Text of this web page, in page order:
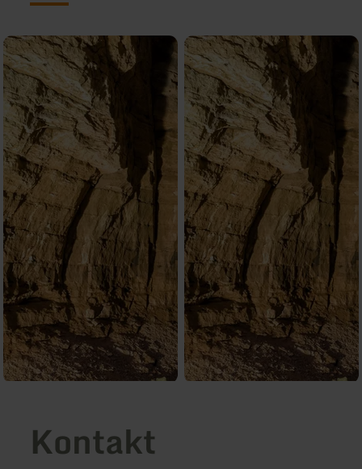
Kontakt